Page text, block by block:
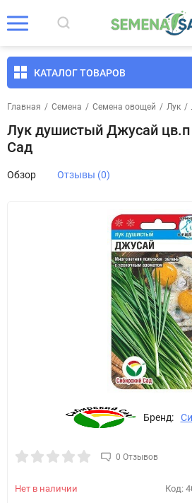
КАТАЛОГ ТОВАРОВ
Главная / Семена / Семена овощей / Лук /
Лук душистый Джусай цв.п
Сад
Обзор Отзывы (0)
Бренд:
0 Отзывов
Нет в наличии Код: